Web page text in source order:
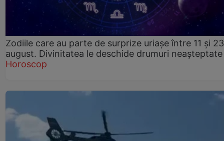
Zodiile care au parte de surprize uriașe între 11 și 23
august. Divinitatea le deschide drumuri neașteptate
Horoscop